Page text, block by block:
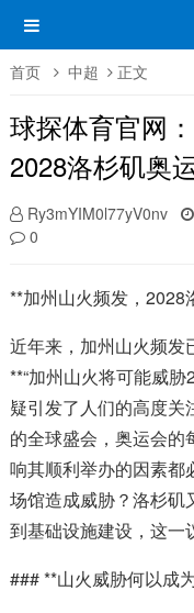
首页 中超 正文
球探体育官网
2028洛杉矶奥
Ry3mYIM0l77yV0nv
0
**加州山火频发，2028
近年来，加州山火频发
**“加州山火将可能威
疑引发了人们的高度关
的全球盛会，奥运会
响其顺利举办的因素都
场馆造成威胁？洛杉矶
到基础设施建设，这一
### **山火威胁何以成